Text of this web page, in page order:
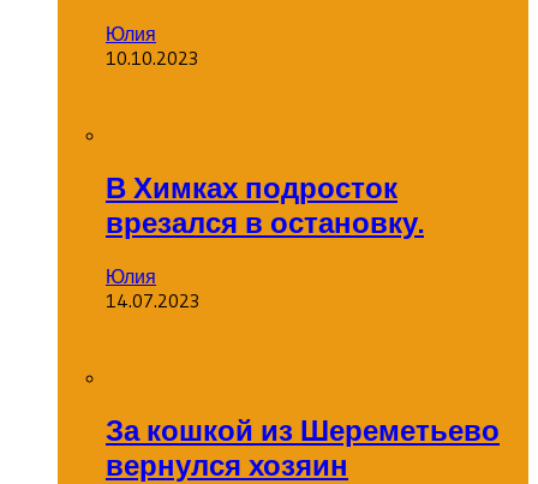
Юлия
10.10.2023
В Химках подросток
врезался в остановку.
Юлия
14.07.2023
За кошкой из Шереметьево
вернулся хозяин